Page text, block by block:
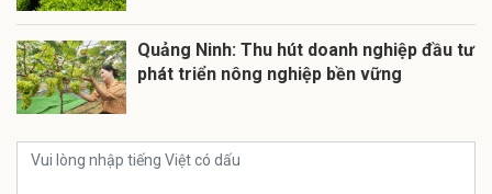
Quảng Ninh: Thu hút doanh nghiệp đầu tư
phát triển nông nghiệp bền vững